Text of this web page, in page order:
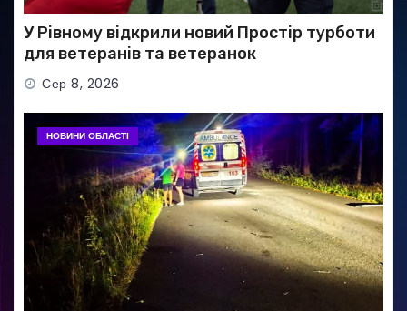
У Рівному відкрили новий Простір турботи
для ветеранів та ветеранок
Сер 8, 2026
НОВИНИ ОБЛАСТІ